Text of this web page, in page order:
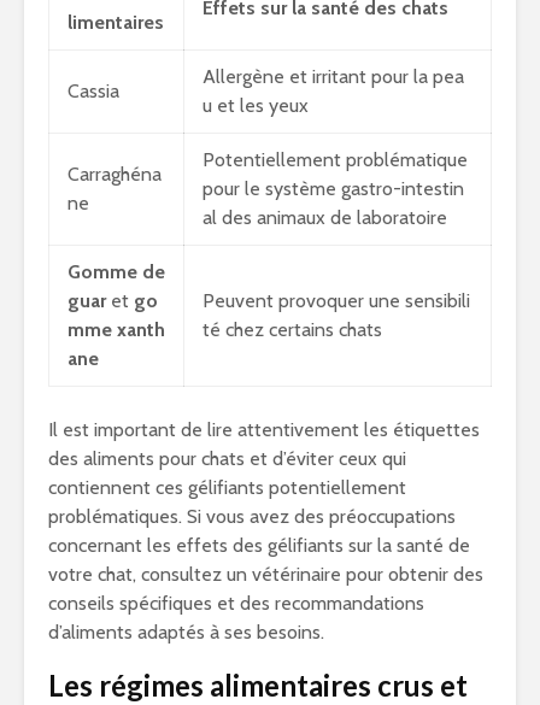
limentaires
Effets sur la santé des chats
Cassia
Allergène et irritant pour la pea
u et les yeux
Carraghéna
ne
Potentiellement problématique
pour le système gastro-intestin
al des animaux de laboratoire
Gomme de
guaret go
mme xanth
ane
Peuvent provoquer une sensibili
té chez certains chats
Il est important de lire attentivement les étiquettes
des aliments pour chats et d’éviter ceux qui
contiennent ces gélifiants potentiellement
problématiques. Si vous avez des préoccupations
concernant les effets des gélifiants sur la santé de
votre chat, consultez un vétérinaire pour obtenir des
conseils spécifiques et des recommandations
d’aliments adaptés à ses besoins.
Les régimes alimentaires crus et